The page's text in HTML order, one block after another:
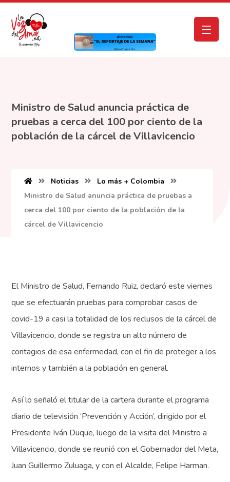
Ministro de Salud anuncia práctica de
pruebas a cerca del 100 por ciento de la
población de la cárcel de Villavicencio
Noticias
Lo más + Colombia
Ministro de Salud anuncia práctica de pruebas a
cerca del 100 por ciento de la población de la
cárcel de Villavicencio
El Ministro de Salud, Fernando Ruiz, declaró este viernes
que se efectuarán pruebas para comprobar casos de
covid-19 a casi la totalidad de los reclusos de la cárcel de
Villavicencio, donde se registra un alto número de
contagios de esa enfermedad, con el fin de proteger a los
internos y también a la población en general.
Así lo señaló el titular de la cartera durante el programa
diario de televisión ‘Prevención y Acción’, dirigido por el
Presidente Iván Duque, luego de la visita del Ministro a
Villavicencio, donde se reunió con el Gobernador del Meta,
Juan Guillermo Zuluaga, y con el Alcalde, Felipe Harman.